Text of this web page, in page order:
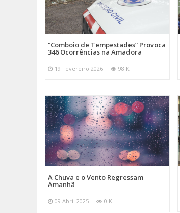
“Comboio de Tempestades” Provoca
346 Ocorrências na Amadora
19 Fevereiro 2026 98 K
A Chuva e o Vento Regressam
Amanhã
09 Abril 2025 0 K